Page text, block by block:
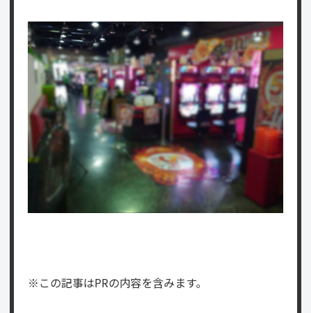
※この記事はPRの内容を含みます。